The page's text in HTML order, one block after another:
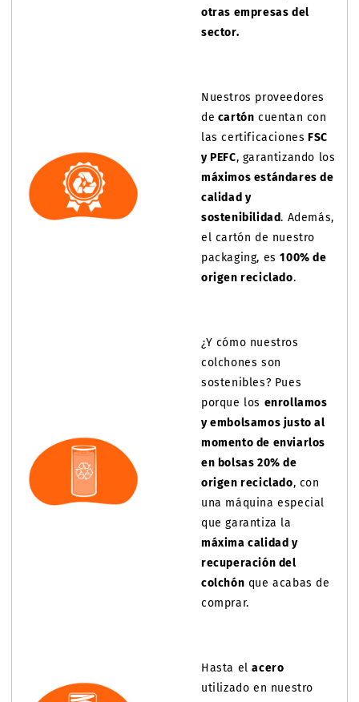
otras empresas del
sector.
Nuestros proveedores
de cartón cuentan con
las certificaciones FSC
y PEFC, garantizando los
máximos estándares de
calidad y
sostenibilidad. Además,
el cartón de nuestro
packaging, es100% de
origen reciclado.
¿Y cómo nuestros
colchones son
sostenibles? Pues
porque los enrollamos
y embolsamos justo al
momento de enviarlos
en bolsas 20% de
origen reciclado, con
una máquina especial
que garantiza la
máxima calidad y
recuperación del
colchón que acabas de
comprar.
Hasta elacero
utilizado en nuestro